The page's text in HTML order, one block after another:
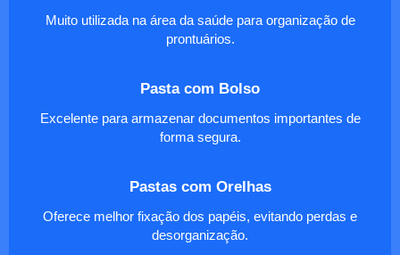
Muito utilizada na área da saúde para organização de
prontuários.
Pasta com Bolso
Excelente para armazenar documentos importantes de
forma segura.
Pastas com Orelhas
Oferece melhor fixação dos papéis, evitando perdas e
desorganização.